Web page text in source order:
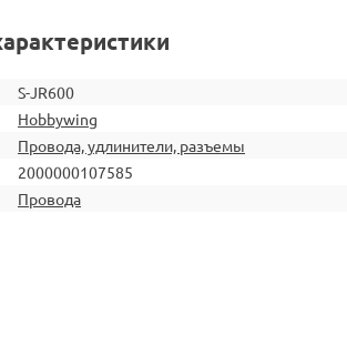
S-JR600
Hobbywing
Провода, удлинители, разъемы
2000000107585
Провода